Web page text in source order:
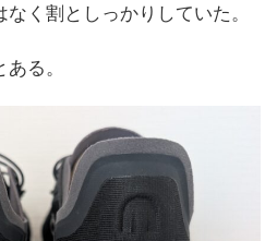
く割としっかりしていた。
る。